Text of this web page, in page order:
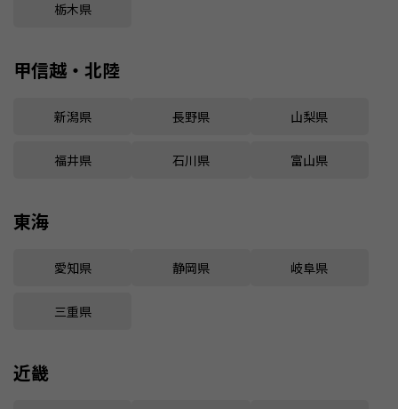
栃木県
甲信越・北陸
新潟県 長野県 山梨県
福井県 石川県 富山県
東海
愛知県 静岡県 岐阜県
三重県
近畿